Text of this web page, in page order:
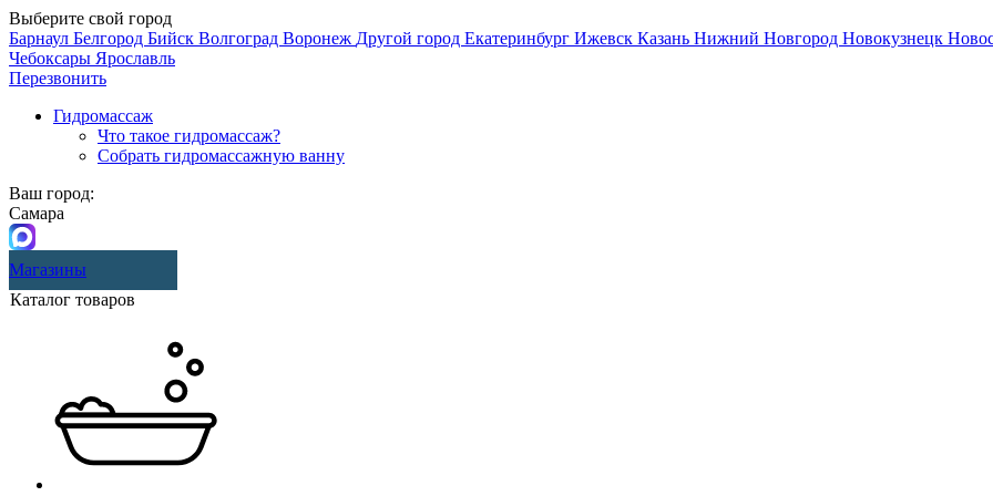
Выберите свой город
Барнаул Белгород Бийск Волгоград Воронеж Другой город Екатеринбург Ижевск Казань Нижний Новгород Новокузнецк
Чебоксары Ярославль
Перезвонить
Гидромассаж
Что такое гидромассаж?
Собрать гидромассажную ванну
Ваш город:
Самара
Магазины
Каталог товаров